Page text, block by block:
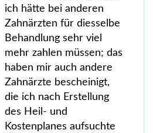
ich hätte bei anderen
Zahnärzten für diesselbe
Behandlung sehr viel
mehr zahlen müssen; das
haben mir auch andere
Zahnärzte bescheinigt,
die ich nach Erstellung
des Heil- und
Kostenplanes aufsuchte